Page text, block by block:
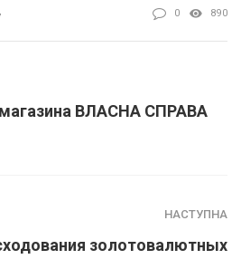
0 890
ВЛАСНА СПРАВА
НАСТУПНА
золотовалютных